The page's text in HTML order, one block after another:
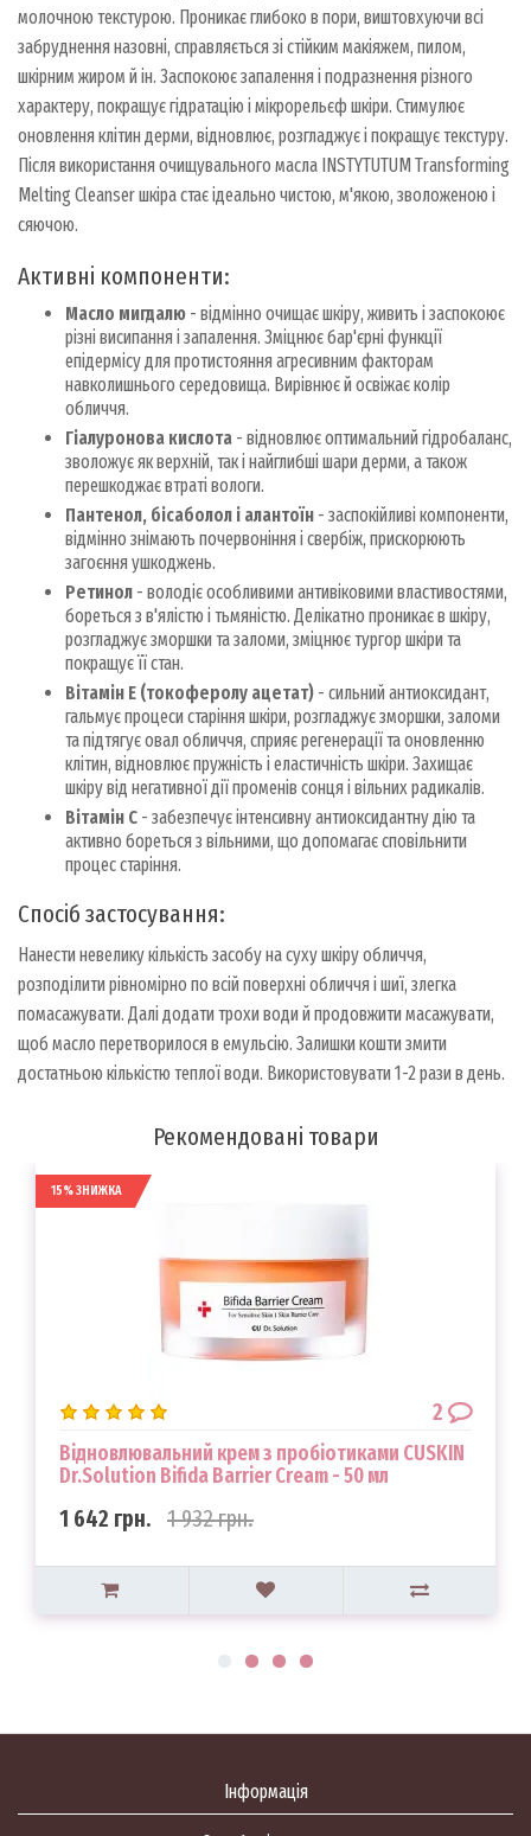
молочною текстурою. Проникає глибоко в пори, виштовхуючи всі
забруднення назовні, справляється зі стійким макіяжем, пилом,
шкірним жиром й ін. Заспокоює запалення і подразнення різного
характеру, покращує гідратацію і мікрорельєф шкіри. Стимулює
оновлення клітин дерми, відновлює, розгладжує і покращує текстуру.
Після використання очищувального масла INSTYTUTUM Transforming
Melting Cleanser шкіра стає ідеально чистою, м'якою, зволоженою і
сяючою.
Активні компоненти:
Масло мигдалю - відмінно очищає шкіру, живить і заспокоює
різні висипання і запалення. Зміцнює бар'єрні функції
епідермісу для протистояння агресивним факторам
навколишнього середовища. Вирівнює й освіжає колір
обличчя.
Гіалуронова кислота - відновлює оптимальний гідробаланс,
зволожує як верхній, так і найглибші шари дерми, а також
перешкоджає втраті вологи.
Пантенол, бісаболол і алантоїн - заспокійливі компоненти,
відмінно знімають почервоніння і свербіж, прискорюють
загоєння ушкоджень.
Ретинол - володіє особливими антивіковими властивостями,
бореться з в'ялістю і тьмяністю. Делікатно проникає в шкіру,
розгладжує зморшки та заломи, зміцнює тургор шкіри та
покращує її стан.
Вітамін Е (токоферолу ацетат) - сильний антиоксидант,
гальмує процеси старіння шкіри, розгладжує зморшки, заломи
та підтягує овал обличчя, сприяє регенерації та оновленню
клітин, відновлює пружність і еластичність шкіри. Захищає
шкіру від негативної дії променів сонця і вільних радикалів.
Вітамін С - забезпечує інтенсивну антиоксидантну дію та
активно бореться з вільними, що допомагає сповільнити
процес старіння.
Спосіб застосування:
Нанести невелику кількість засобу на суху шкіру обличчя,
розподілити рівномірно по всій поверхні обличчя і шиї, злегка
помасажувати. Далі додати трохи води й продовжити масажувати,
щоб масло перетворилося в емульсію. Залишки кошти змити
достатньою кількістю теплої води. Використовувати 1-2 рази в день.
Рекомендовані товари
15% ЗНИЖКА
2
Відновлювальний крем з пробіотиками CUSKIN
Dr.Solution Bifida Barrier Cream - 50 мл
1 642 грн. 1 932 грн.
Інформація